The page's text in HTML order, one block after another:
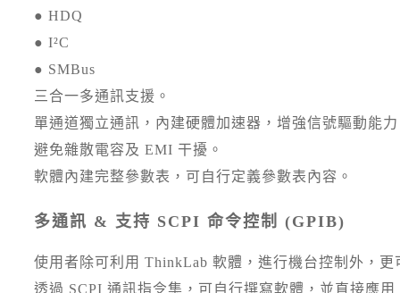
● HDQ
● I²C
● SMBus
三合一多通訊支援。
單通道獨立通訊，內建硬體加速器，增強信號驅動能
避免雜散電容及 EMI 干擾。
軟體內建完整參數表，可自行定義參數表內容。
多通訊 & 支持 SCPI 命令控制 (GPIB)
使用者除可利用 ThinkLab 軟體，進行機台控制外，更
透過 SCPI 通訊指令集，可自行撰寫軟體，並直接應用